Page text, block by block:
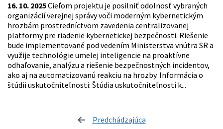
16. 10. 2025Cieľom projektu je posilniť odolnosť vybraných
organizácií verejnej správy voči moderným kybernetickým
hrozbám prostredníctvom zavedenia centralizovanej
platformy pre riadenie kybernetickej bezpečnosti. Riešenie
bude implementované pod vedením Ministerstva vnútra SR a
využije technológie umelej inteligencie na proaktívne
odhaľovanie, analýzu a riešenie bezpečnostných incidentov,
ako aj na automatizovanú reakciu na hrozby. Informácia o
štúdii uskutočniteľnosti: Štúdia uskutočniteľnosti k...
Predchádzajúca